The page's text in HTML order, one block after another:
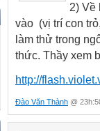
2) Về
vào (vị trí con
làm thử trong
thức. Thầy xem
http://
Đào Văn Thành @